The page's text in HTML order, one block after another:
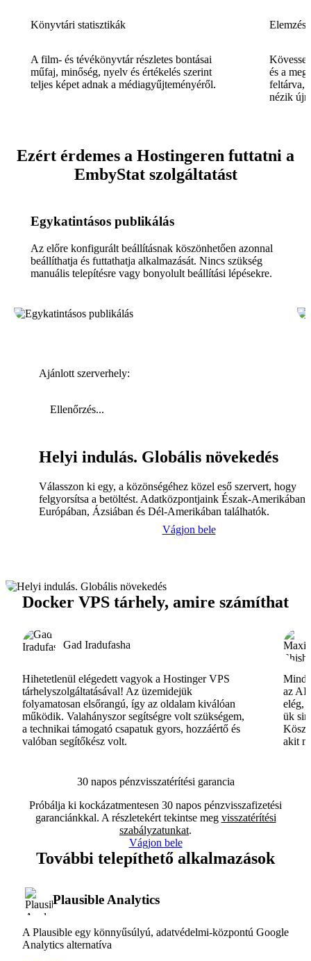
Könyvtári statisztikák
A film- és tévékönyvtár részletes bontásai
műfaj, minőség, nyelv és értékelés szerint
teljes képet adnak a médiagyűjteményéről.
Kövesse
és a
feltárva,
nézik
Ezért érdemes a Hostingeren futtatni a
EmbyStat szolgáltatást
Egykatintásos publikálás
Az előre konfigurált beállításnak köszönhetően azonnal
beállíthatja és futtathatja alkalmazását. Nincs szükség
manuális telepítésre vagy bonyolult beállítási lépésekre.
Ajánlott szerverhely:
Ellenőrzés...
Helyi indulás. Globális növekedés
Válasszon ki egy, a közönségéhez közel eső szervert, hogy
felgyorsítsa a betöltést. Adatközpontjaink Észak-Amerikában,
Európában, Ázsiában és Dél-Amerikában találhatók.
Vágjon bele
Docker VPS tárhely, amire számíthat
Gad Iradufasha
Hihetetlenül elégedett vagyok a Hostinger VPS
tárhelyszolgáltatásával! Az üzemidejük
folyamatosan elsőrangú, így az oldalam kiválóan
működik. Valahányszor segítségre volt szükségem,
a technikai támogató csapatuk gyors, hozzáértő és
valóban segítőkész volt.
az AI-
elég,
ük
akit
30 napos pénzvisszatérítési garancia
Próbálja ki kockázatmentesen 30 napos pénzvisszafizetési
garanciánkkal. A részletekért tekintse meg visszatérítési
szabályzatunkat.
Vágjon bele
További telepíthető alkalmazások
Plausible Analytics
A Plausible egy könnyűsúlyú, adatvédelmi-központú Google
Analytics alternatíva